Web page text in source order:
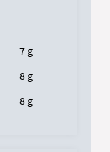
					7
g
					8
g
					8
g